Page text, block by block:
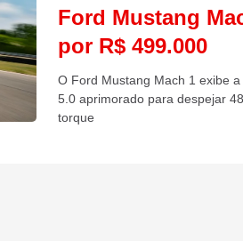
Ford Mustang
por R$ 499.000
O Ford Mustang Mach 1 exibe
5.0 aprimorado para despejar
torque